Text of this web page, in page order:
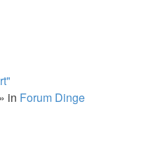
» in Forum Dinge